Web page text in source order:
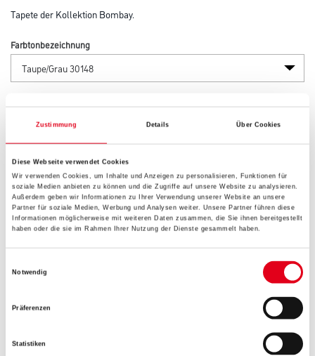
Zustimmung Details Über Cookies
Diese Webseite verwendet Cookies
Wir verwenden Cookies, um Inhalte und Anzeigen zu personalisieren, Funktionen für
soziale Medien anbieten zu können und die Zugriffe auf unsere Website zu analysieren.
Außerdem geben wir Informationen zu Ihrer Verwendung unserer Website an unsere
Partner für soziale Medien, Werbung und Analysen weiter. Unsere Partner führen diese
Informationen möglicherweise mit weiteren Daten zusammen, die Sie ihnen bereitgestellt
haben oder die sie im Rahmen Ihrer Nutzung der Dienste gesammelt haben.
Notwendig
Präferenzen
Statistiken
Tapete der Kollektion Bombay.
Farbtonbezeichnung
Umrechnungsfaktoren